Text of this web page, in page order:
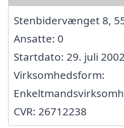
Stenbidervænget 8,
Ansatte: 0
Startdato: 29. juli
Virksomhedsform:
CVR: 26712238